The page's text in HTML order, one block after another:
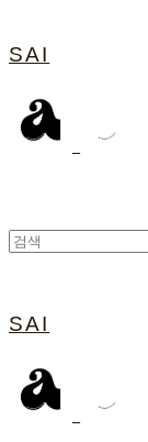
SAI
SAI